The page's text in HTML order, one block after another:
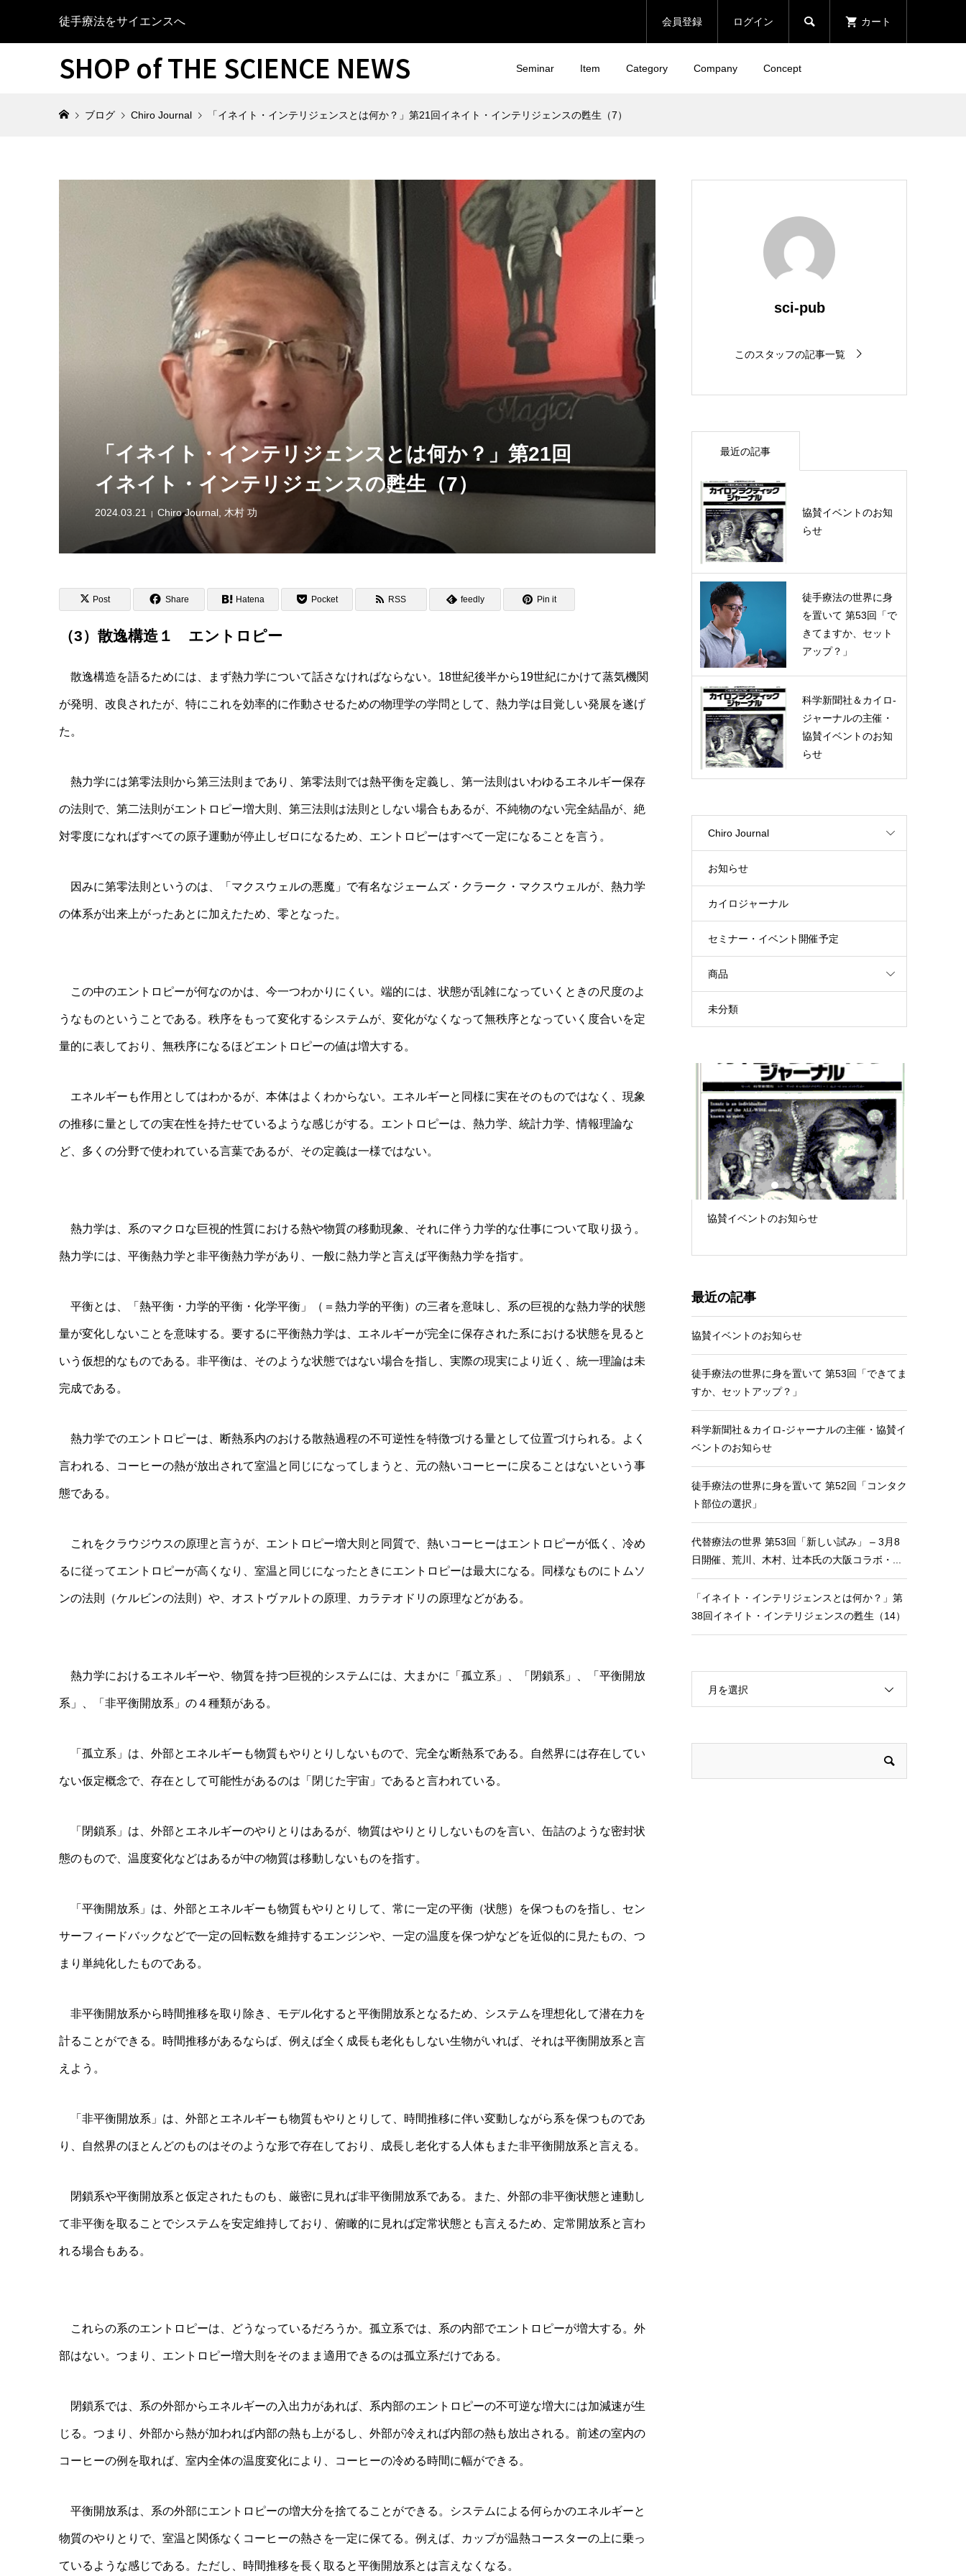
徒手療法をサイエンスへ 会員登録 ログイン  カート
SHOP of THE SCIENCE NEWS Seminar Item Category Company Concept
ブログ Chiro Journal 「イネイト・インテリジェンスとは何か？」第21回イネイト・インテリジェンスの甦生（7）
「イネイト・インテリジェンスとは何か？」第21回
イネイト・インテリジェンスの甦生（7）
2024.03.21 Chiro Journal 木村 功
Post Share Hatena Pocket RSS feedly Pin it
（3）散逸構造１ エントロピー
散逸構造を語るためには、まず熱力学について話さなければならない。18世紀後半から19世紀にかけて蒸気機関
が発明、改良されたが、特にこれを効率的に作動させるための物理学の学問として、熱力学は目覚しい発展を遂げ
た。
熱力学には第零法則から第三法則まであり、第零法則では熱平衡を定義し、第一法則はいわゆるエネルギー保存
の法則で、第二法則がエントロピー増大則、第三法則は法則としない場合もあるが、不純物のない完全結晶が、絶
対零度になればすべての原子運動が停止しゼロになるため、エントロピーはすべて一定になることを言う。
因みに第零法則というのは、「マクスウェルの悪魔」で有名なジェームズ・クラーク・マクスウェルが、熱力学
の体系が出来上がったあとに加えたため、零となった。
この中のエントロピーが何なのかは、今一つわかりにくい。端的には、状態が乱雑になっていくときの尺度のよ
うなものということである。秩序をもって変化するシステムが、変化がなくなって無秩序となっていく度合いを定
量的に表しており、無秩序になるほどエントロピーの値は増大する。
エネルギーも作用としてはわかるが、本体はよくわからない。エネルギーと同様に実在そのものではなく、現象
の推移に量としての実在性を持たせているような感じがする。エントロピーは、熱力学、統計力学、情報理論な
ど、多くの分野で使われている言葉であるが、その定義は一様ではない。
熱力学は、系のマクロな巨視的性質における熱や物質の移動現象、それに伴う力学的な仕事について取り扱う。
熱力学には、平衡熱力学と非平衡熱力学があり、一般に熱力学と言えば平衡熱力学を指す。
平衡とは、「熱平衡・力学的平衡・化学平衡」（＝熱力学的平衡）の三者を意味し、系の巨視的な熱力学的状態
量が変化しないことを意味する。要するに平衡熱力学は、エネルギーが完全に保存された系における状態を見ると
いう仮想的なものである。非平衡は、そのような状態ではない場合を指し、実際の現実により近く、統一理論は未
完成である。
熱力学でのエントロピーは、断熱系内のおける散熱過程の不可逆性を特徴づける量として位置づけられる。よく
言われる、コーヒーの熱が放出されて室温と同じになってしまうと、元の熱いコーヒーに戻ることはないという事
態である。
これをクラウジウスの原理と言うが、エントロピー増大則と同質で、熱いコーヒーはエントロピーが低く、冷め
るに従ってエントロピーが高くなり、室温と同じになったときにエントロピーは最大になる。同様なものにトムソ
ンの法則（ケルビンの法則）や、オストヴァルトの原理、カラテオドリの原理などがある。
熱力学におけるエネルギーや、物質を持つ巨視的システムには、大まかに「孤立系」、「閉鎖系」、「平衡開放
系」、「非平衡開放系」の４種類がある。
「孤立系」は、外部とエネルギーも物質もやりとりしないもので、完全な断熱系である。自然界には存在してい
ない仮定概念で、存在として可能性があるのは「閉じた宇宙」であると言われている。
「閉鎖系」は、外部とエネルギーのやりとりはあるが、物質はやりとりしないものを言い、缶詰のような密封状
態のもので、温度変化などはあるが中の物質は移動しないものを指す。
「平衡開放系」は、外部とエネルギーも物質もやりとりして、常に一定の平衡（状態）を保つものを指し、セン
サーフィードバックなどで一定の回転数を維持するエンジンや、一定の温度を保つ炉などを近似的に見たもの、つ
まり単純化したものである。
非平衡開放系から時間推移を取り除き、モデル化すると平衡開放系となるため、システムを理想化して潜在力を
計ることができる。時間推移があるならば、例えば全く成長も老化もしない生物がいれば、それは平衡開放系と言
えよう。
「非平衡開放系」は、外部とエネルギーも物質もやりとりして、時間推移に伴い変動しながら系を保つものであ
り、自然界のほとんどのものはそのような形で存在しており、成長し老化する人体もまた非平衡開放系と言える。
閉鎖系や平衡開放系と仮定されたものも、厳密に見れば非平衡開放系である。また、外部の非平衡状態と連動し
て非平衡を取ることでシステムを安定維持しており、俯瞰的に見れば定常状態とも言えるため、定常開放系と言わ
れる場合もある。
これらの系のエントロピーは、どうなっているだろうか。孤立系では、系の内部でエントロピーが増大する。外
部はない。つまり、エントロピー増大則をそのまま適用できるのは孤立系だけである。
閉鎖系では、系の外部からエネルギーの入出力があれば、系内部のエントロピーの不可逆な増大には加減速が生
じる。つまり、外部から熱が加われば内部の熱も上がるし、外部が冷えれば内部の熱も放出される。前述の室内の
コーヒーの例を取れば、室内全体の温度変化により、コーヒーの冷める時間に幅ができる。
平衡開放系は、系の外部にエントロピーの増大分を捨てることができる。システムによる何らかのエネルギーと
物質のやりとりで、室温と関係なくコーヒーの熱さを一定に保てる。例えば、カップが温熱コースターの上に乗っ
ているような感じである。ただし、時間推移を長く取ると平衡開放系とは言えなくなる。
sci-pub
このスタッフの記事一覧
最近の記事
協賛イベントのお知
らせ
徒手療法の世界に身
を置いて 第53回「で
きてますか、セット
アップ？」
科学新聞社＆カイロ-
ジャーナルの主催・
協賛イベントのお知
らせ
Chiro Journal
お知らせ
カイロジャーナル
セミナー・イベント開催予定
商品
未分類
3月8日開催、荒川、木村、辻本氏の大...
協賛イベントのお知らせ
1 2 3 4 5
最近の記事
協賛イベントのお知らせ
徒手療法の世界に身を置いて 第53回「できてま
すか、セットアップ？」
科学新聞社＆カイロ-ジャーナルの主催・協賛イ
ベントのお知らせ
徒手療法の世界に身を置いて 第52回「コンタク
ト部位の選択」
代替療法の世界 第53回「新しい試み」 – 3月8
日開催、荒川、木村、辻本氏の大阪コラボ・...
「イネイト・インテリジェンスとは何か？」第
38回イネイト・インテリジェンスの甦生（14）
月を選択